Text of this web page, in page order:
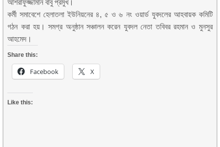
আশরাফুজ্জামান বাবু প্রমুখ।
কর্মী সমাবেশে হেলাতলা ইউনিয়নের ৪, ৫ ও ৬ নং ওয়ার্ড যুবদলের আহবায়ক কমিটি
গঠন করা হয়। সমগ্র অনুষ্ঠান সঞ্চালন করেন যুবদল নেতা তবিবর রহমান ও মুনসুর
আহমেদ।
Share this:
Facebook X
Like this: